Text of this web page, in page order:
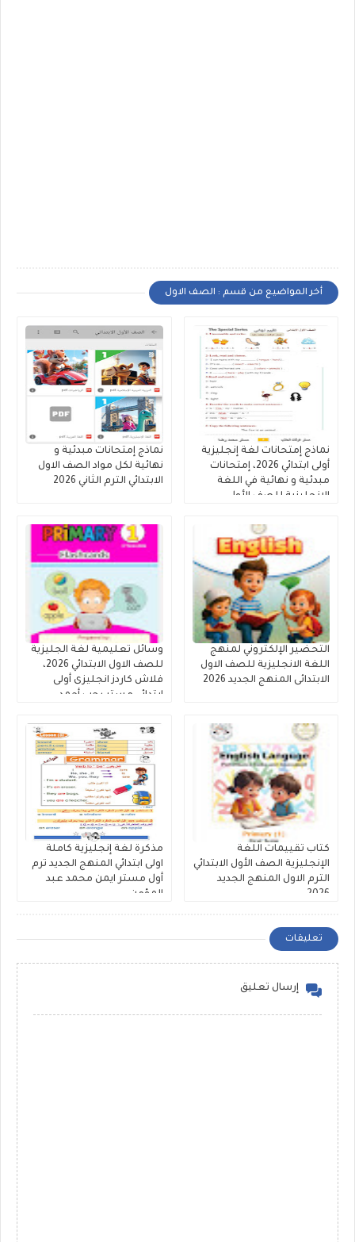
أخر المواضيع من قسم : الصف الاول
نماذج إمتحانات لغة إنجليزية
أولى ابتدائي 2026، إمتحانات
مبدئية و نهائية في اللغة
الإنجليزية للصف الأول
نماذج إمتحانات مبدئية و
نهائية لكل مواد الصف الاول
الابتدائي الترم الثاني 2026
التحضير الإلكتروني لمنهج
اللغة الانجليزية للصف الاول
الابتدائى المنهج الجديد 2026
وسائل تعليمية لغة الجليزية
للصف الاول الابتدائي 2026،
فلاش كاردز انجليزى أولى
ابتدائي مستر رجب أحمد
كتاب تقييمات اللغة
الإنجليزية الصف الأول الابتدائي
الترم الاول المنهج الجديد
2026
مذكرة لغة إنجليزية كاملة
اولى ابتدائي المنهج الجديد ترم
أول مستر ايمن محمد عبد
المؤمن.
تعليقات
إرسال تعليق